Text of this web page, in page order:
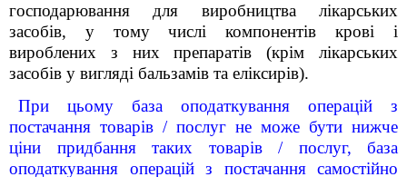
господарювання для виробництва лікарських
засобів, у тому числі компонентів крові і
вироблених з них препаратів (крім лікарських
засобів у вигляді бальзамів та еліксирів).
При цьому база оподаткування операцій з
постачання товарів / послуг не може бути нижче
ціни придбання таких товарів / послуг, база
оподаткування операцій з постачання самостійно